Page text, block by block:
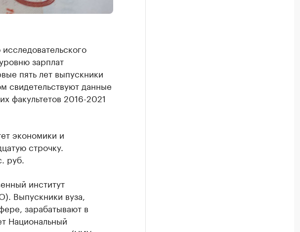
зарплат
пять лет выпускники
свидетельствуют данные
факультетов 2016-2021
экономики и
строчку.
руб.
институт
Выпускники вуза,
зарабатывают в
Национальный